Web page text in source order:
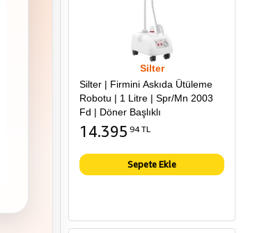
Silter
Silter | Firmini Askıda Ütüleme
Robotu | 1 Litre | Spr/Mn 2003
Fd | Döner Başlıklı
14.395 94 TL
Sepete Ekle